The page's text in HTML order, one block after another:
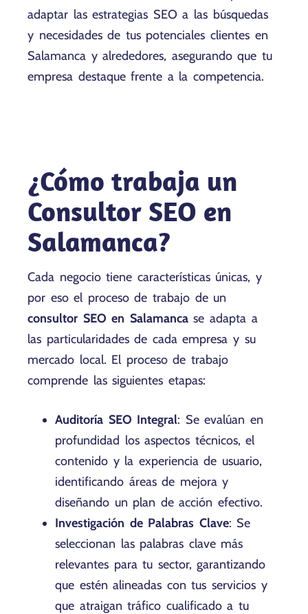
adaptar las estrategias SEO a las búsquedas
y necesidades de tus potenciales clientes en
Salamanca y alrededores, asegurando que tu
empresa destaque frente a la competencia.
¿Cómo trabaja un
Consultor SEO en
Salamanca?
Cada negocio tiene características únicas, y
por eso el proceso de trabajo de un
consultor SEO en Salamancase adapta a
las particularidades de cada empresa y su
mercado local. El proceso de trabajo
comprende las siguientes etapas:
Auditoría SEO Integral: Se evalúan en
profundidad los aspectos técnicos, el
contenido y la experiencia de usuario,
identificando áreas de mejora y
diseñando un plan de acción efectivo.
Investigación de Palabras Clave: Se
seleccionan las palabras clave más
relevantes para tu sector, garantizando
que estén alineadas con tus servicios y
que atraigan tráfico cualificado a tu